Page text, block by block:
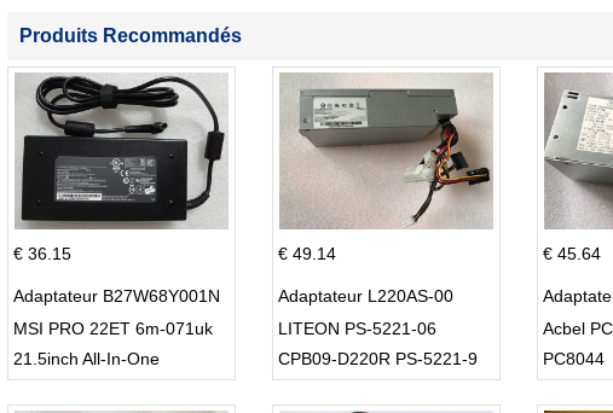
Produits Recommandés
€ 36.15
Adaptateur B27W68Y001N
MSI PRO 22ET 6m-071uk
21.5inch All-In-One
€ 49.14
Adaptateur L220AS-00
LITEON PS-5221-06
CPB09-D220R PS-5221-9
€ 45.64
Acbel
PC8044